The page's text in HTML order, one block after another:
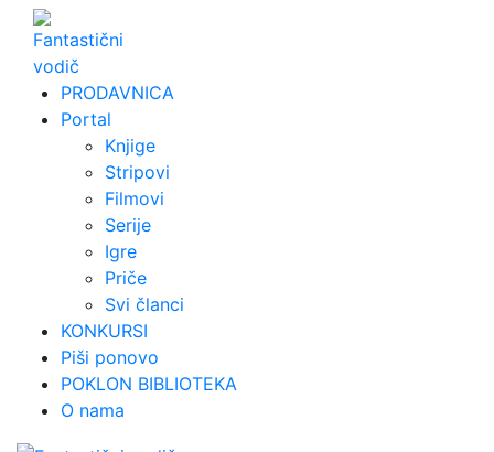
Skip
content
PRODAVNICA
Portal
Knjige
Stripovi
Filmovi
Serije
Igre
Priče
Svi članci
KONKURSI
Piši ponovo
POKLON BIBLIOTEKA
O nama